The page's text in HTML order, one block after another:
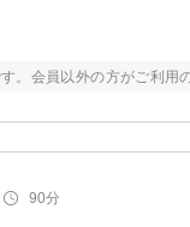
。会員以外の方がご利用
90分